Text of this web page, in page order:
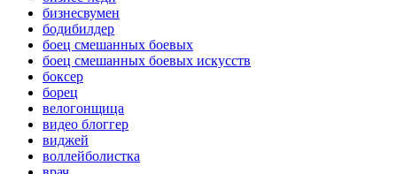
бизнесвумен
бодибилдер
боец смешанных боевых
боец смешанных боевых искусств
боксер
борец
велогонщица
видео блоггер
виджей
воллейболистка